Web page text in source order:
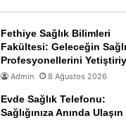
Fethiye Sağlık Bilimleri
Fakültesi: Geleceğin
Profesyonellerini
Admin 8 Ağustos 2026
Evde Sağlık Telefonu:
Sağlığınıza Anında Ulaşın